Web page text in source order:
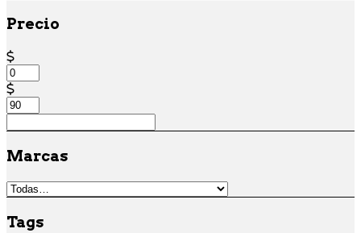
Precio
Marcas
Tags